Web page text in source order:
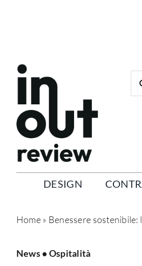
DESIGN
Home» Benessere
News• Ospitalità